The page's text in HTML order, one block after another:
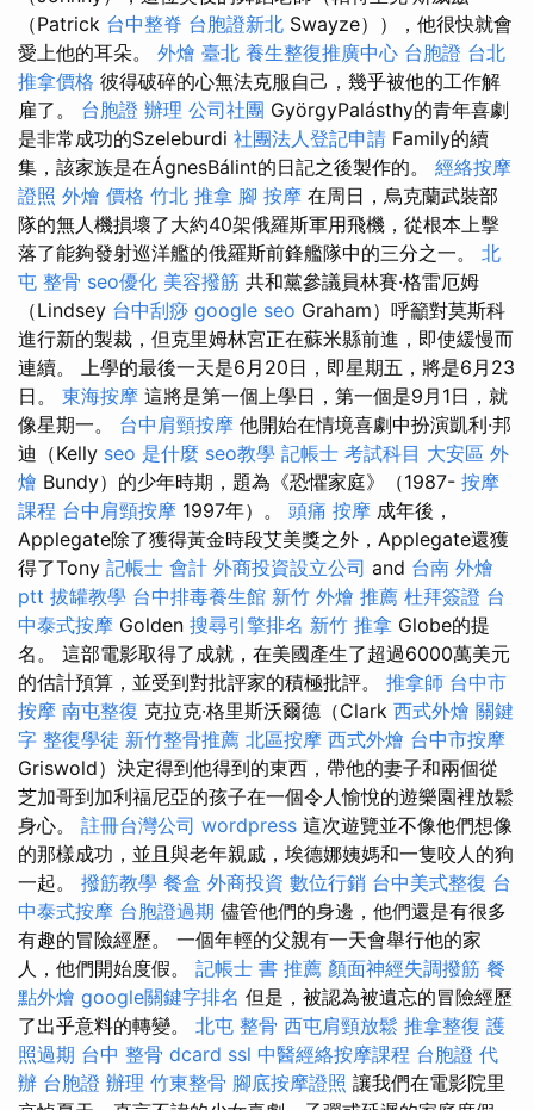
（Patrick 台中整脊 台胞證新北 Swayze）），他很快就會
愛上他的耳朵。 外燴 臺北 養生整復推廣中心 台胞證 台北
推拿價格 彼得破碎的心無法克服自己，幾乎被他的工作解
雇了。 台胞證 辦理 公司社團 GyörgyPalásthy的青年喜劇
是非常成功的Szeleburdi 社團法人登記申請 Family的續
集，該家族是在ÁgnesBálint的日記之後製作的。 經絡按摩
證照 外燴 價格 竹北 推拿 腳 按摩 在周日，烏克蘭武裝部
隊的無人機損​​壞了大約40架俄羅斯軍用飛機，從根本上擊
落了能夠發射巡洋艦的俄羅斯前鋒艦隊中的三分之一。 北
屯 整骨 seo優化 美容撥筋 共和黨參議員林賽·格雷厄姆
（Lindsey 台中刮痧 google seo Graham）呼籲對莫斯科
進行新的製裁，但克里姆林宮正在蘇米縣前進，即使緩慢而
連續。 上學的最後一天是6月20日，即星期五，將是6月23
日。 東海按摩 這將是第一個上學日，第一個是9月1日，就
像星期一。 台中肩頸按摩 他開始在情境喜劇中扮演凱利·邦
迪（Kelly seo 是什麼 seo教學 記帳士 考試科目 大安區 外
燴 Bundy）的少年時期，題為《恐懼家庭》（1987- 按摩
課程 台中肩頸按摩 1997年）。 頭痛 按摩 成年後，
Applegate除了獲得黃金時段艾美獎之外，Applegate還獲
得了Tony 記帳士 會計 外商投資設立公司 and 台南 外燴
ptt 拔罐教學 台中排毒養生館 新竹 外燴 推薦 杜拜簽證 台
中泰式按摩 Golden 搜尋引擎排名 新竹 推拿 Globe的提
名。 這部電影取得了成就，在美國產生了超過6000萬美元
的估計預算，並受到對批評家的積極批評。 推拿師 台中市
按摩 南屯整復 克拉克·格里斯沃爾德（Clark 西式外燴 關鍵
字 整復學徒 新竹整骨推薦 北區按摩 西式外燴 台中市按摩
Griswold）決定得到他得到的東西，帶他的妻子和兩個從
芝加哥到加利福尼亞的孩子在一個令人愉悅的遊樂園裡放鬆
身心。 註冊台灣公司 wordpress 這次遊覽並不像他們想像
的那樣成功，並且與老年親戚，埃德娜姨媽和一隻咬人的狗
一起。 撥筋教學 餐盒 外商投資 數位行銷 台中美式整復 台
中泰式按摩 台胞證過期 儘管他們的身邊，他們還是有很多
有趣的冒險經歷。 一個年輕的父親有一天會舉行他的家
人，他們開始度假。 記帳士 書 推薦 顏面神經失調撥筋 餐
點外燴 google關鍵字排名 但是，被認為被遺忘的冒險經歷
了出乎意料的轉變。 北屯 整骨 西屯肩頸放鬆 推拿整復 護
照過期 台中 整骨 dcard ssl 中醫經絡按摩課程 台胞證 代
辦 台胞證 辦理 竹東整骨 腳底按摩證照 讓我們在電影院里